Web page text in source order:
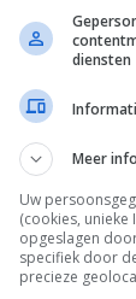
af
extradiensten
Meer
Uw
(cookies, unieke
opgeslagen
specifiek door
precieze